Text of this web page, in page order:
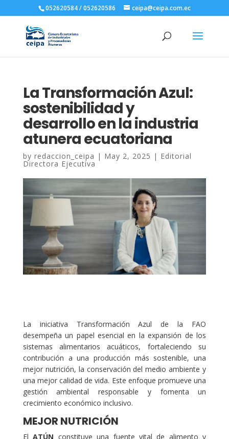
052620584 / 052620586 ceipa@ceipa.com.ec
La Transformación Azul:
sostenibilidad y
desarrollo en la industria
atunera ecuatoriana
by redaccion_ceipa | May 2, 2025 | Editorial
Directora Ejecutiva
La iniciativa Transformación Azul de la FAO
desempeña un papel esencial en la expansión de los
sistemas alimentarios acuáticos, fortaleciendo su
contribución a una producción más sostenible, una
mejor nutrición, la conservación del medio ambiente y
una mejor calidad de vida. Este enfoque promueve una
gestión ambiental responsable y fomenta un
crecimiento económico inclusivo.
MEJOR NUTRICIÓN
ElATÚN constituye una fuente vital de alimento y